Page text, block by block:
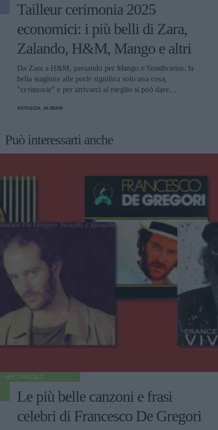
Tailleur cerimonia 2025
economici: i più belli di Zara,
Zalando, H&M, Mango e altri
Da Zara a H&M, passando per Mango e Stradivarius: la
bella stagione alle porte significa solo una cosa,
"cerimonie" e per arrivarci al meglio si può dare
NATASCIA_ALIBANI
Può interessarti anche
SPETTACOLO
Le più belle canzoni e frasi
celebri di Francesco De Gregori